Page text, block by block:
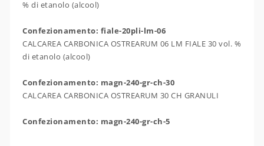
% di etanolo (alcool)
Confezionamento: fiale-20pli-lm-06
CALCAREA CARBONICA OSTREARUM 06 LM FIALE 30 vol. %
di etanolo (alcool)
Confezionamento: magn-240-gr-ch-30
CALCAREA CARBONICA OSTREARUM 30 CH GRANULI
Confezionamento: magn-240-gr-ch-5